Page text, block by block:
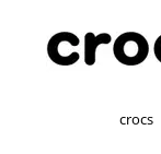
crocs